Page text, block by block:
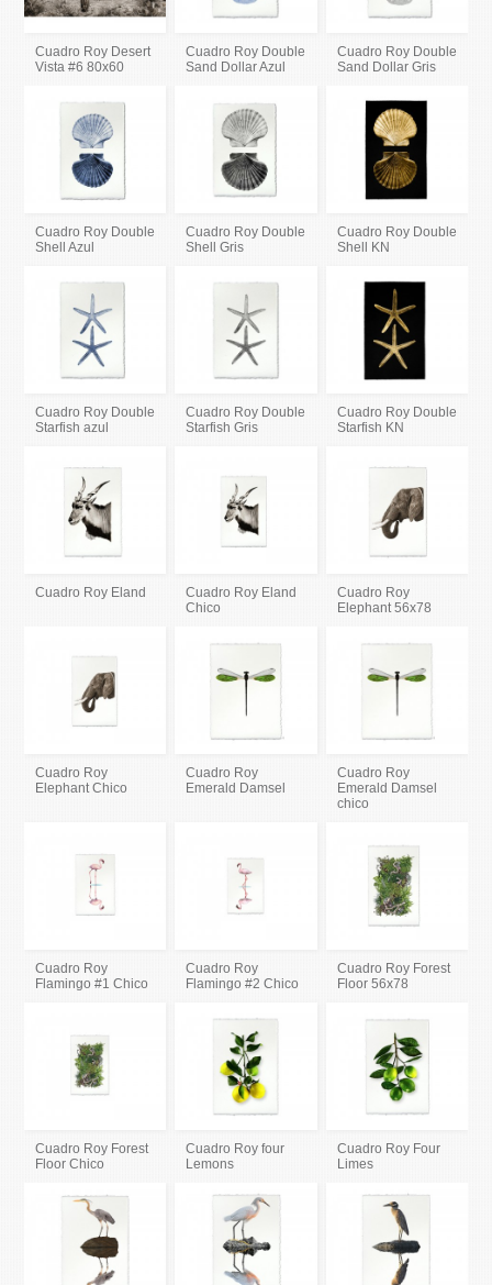
Cuadro Roy Desert
Vista #6 80x60
Cuadro Roy Double
Sand Dollar Azul
Cuadro Roy Double
Sand Dollar Gris
Cuadro Roy Double
Shell Azul
Cuadro Roy Double
Shell Gris
Cuadro Roy Double
Shell KN
Cuadro Roy Double
Starfish azul
Cuadro Roy Double
Starfish Gris
Cuadro Roy Double
Starfish KN
Cuadro Roy Eland
Cuadro Roy Eland
Chico
Cuadro Roy
Elephant 56x78
Cuadro Roy
Elephant Chico
Cuadro Roy
Emerald Damsel
Cuadro Roy
Emerald Damsel
chico
Cuadro Roy
Flamingo #1 Chico
Cuadro Roy
Flamingo #2 Chico
Cuadro Roy Forest
Floor 56x78
Cuadro Roy Forest
Floor Chico
Cuadro Roy four
Lemons
Cuadro Roy Four
Limes